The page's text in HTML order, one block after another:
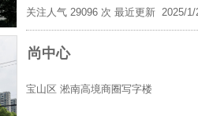
关注人气 29096 次 最近更新 2025/
尚中心
宝山区 淞南高境商圈写字楼